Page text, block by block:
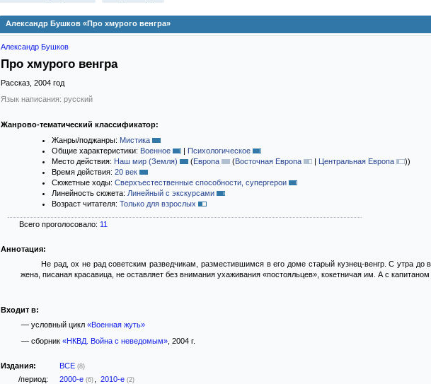
Александр Бушков «Про хмурого венгра»
Александр Бушков
Про хмурого венгра
Рассказ, 2004 год
Язык написания: русский
Жанрово-тематический классификатор:
Жанры/поджанры: Мистика
Общие характеристики: Военное | Психологическое
Место действия: Наш мир (Земля) (Европа (Восточная Европа | Центральная Европа ))
Время действия: 20 век
Сюжетные ходы: Сверхъестественные способности, супергерои
Линейность сюжета: Линейный с экскурсами
Возраст читателя: Только для взрослых
Всего проголосовало: 11
Аннотация:
Не рад, ох не рад советским разведчикам, разместившимся в его доме старый кузнец-венгр. С утра
жена, писаная красавица, не оставляет без внимания ухаживания «постояльцев», кокетничая им. А с
Входит в:
— условный цикл «Военная жуть»
— сборник «НКВД. Война с неведомым», 2004 г.
Издания: ВСЕ (8)
/период: 2000-е (6) 2010-е (2)